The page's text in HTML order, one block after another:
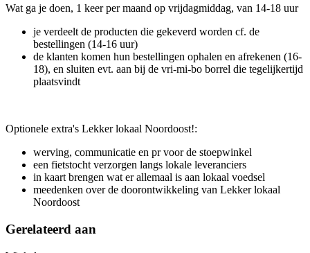
Wat ga je doen, 1 keer per maand op vrijdagmiddag, van 14-18 uur
je verdeelt de producten die gekeverd worden cf. de
bestellingen (14-16 uur)
de klanten komen hun bestellingen ophalen en afrekenen (16-
18), en sluiten evt. aan bij de vri-mi-bo borrel die tegelijkertijd
plaatsvindt
Optionele extra's Lekker lokaal Noordoost!:
werving, communicatie en pr voor de stoepwinkel
een fietstocht verzorgen langs lokale leveranciers
in kaart brengen wat er allemaal is aan lokaal voedsel
meedenken over de doorontwikkeling van Lekker lokaal
Noordoost
Gerelateerd aan